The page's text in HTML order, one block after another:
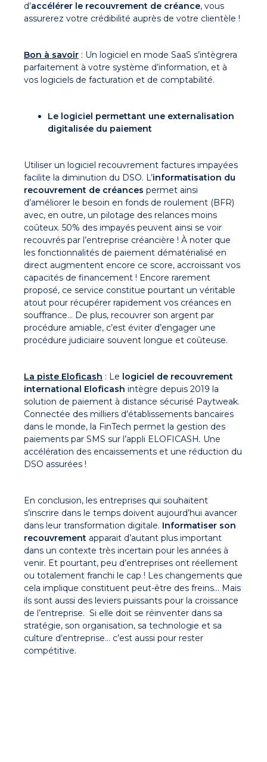
d’accélérer le recouvrement de créance, vous
assurerez votre crédibilité auprès de votre clientèle !
Bon à savoir : Un logiciel en mode SaaS s’intègrera
parfaitement à votre système d’information, et à
vos logiciels de facturation et de comptabilité.
Le logiciel permettant une externalisation
digitalisée du paiement
Utiliser un logiciel recouvrement factures impayées
facilite la diminution du DSO. L’informatisation du
recouvrement de créances permet ainsi
d’améliorer le besoin en fonds de roulement (BFR)
avec, en outre, un pilotage des relances moins
coûteux. 50% des impayés peuvent ainsi se voir
recouvrés par l’entreprise créancière ! À noter que
les fonctionnalités de paiement dématérialisé en
direct augmentent encore ce score, accroissant vos
capacités de financement ! Encore rarement
proposé, ce service constitue pourtant un véritable
atout pour récupérer rapidement vos créances en
souffrance… De plus, recouvrer son argent par
procédure amiable, c’est éviter d’engager une
procédure judiciaire souvent longue et coûteuse.
La piste Eloficash : Le logiciel de recouvrement
international Eloficash intègre depuis 2019 la
solution de paiement à distance sécurisé Paytweak.
Connectée des milliers d’établissements bancaires
dans le monde, la FinTech permet la gestion des
paiements par SMS sur l’appli ELOFICASH. Une
accélération des encaissements et une réduction du
DSO assurées !
En conclusion, les entreprises qui souhaitent
s’inscrire dans le temps doivent aujourd’hui avancer
dans leur transformation digitale. Informatiser son
recouvrement apparait d’autant plus important
dans un contexte très incertain pour les années à
venir. Et pourtant, peu d’entreprises ont réellement
ou totalement franchi le cap ! Les changements que
cela implique constituent peut-être des freins… Mais
ils sont aussi des leviers puissants pour la croissance
de l’entreprise. Si elle doit se réinventer dans sa
stratégie, son organisation, sa technologie et sa
culture d’entreprise… c’est aussi pour rester
compétitive.